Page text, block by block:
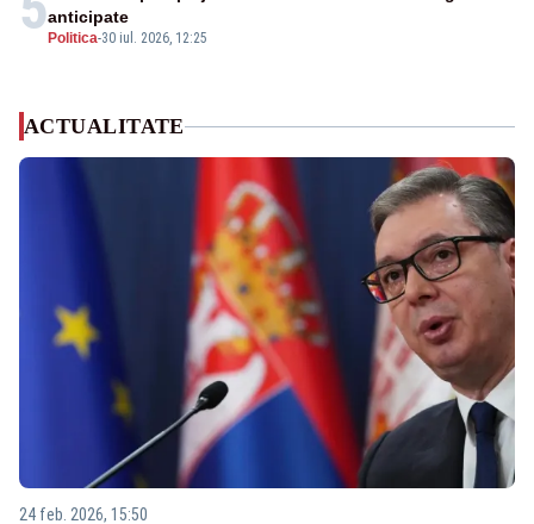
Politica-30 iul. 2026, 12:25
anticipate
ACTUALITATE
24 feb. 2026, 15:50